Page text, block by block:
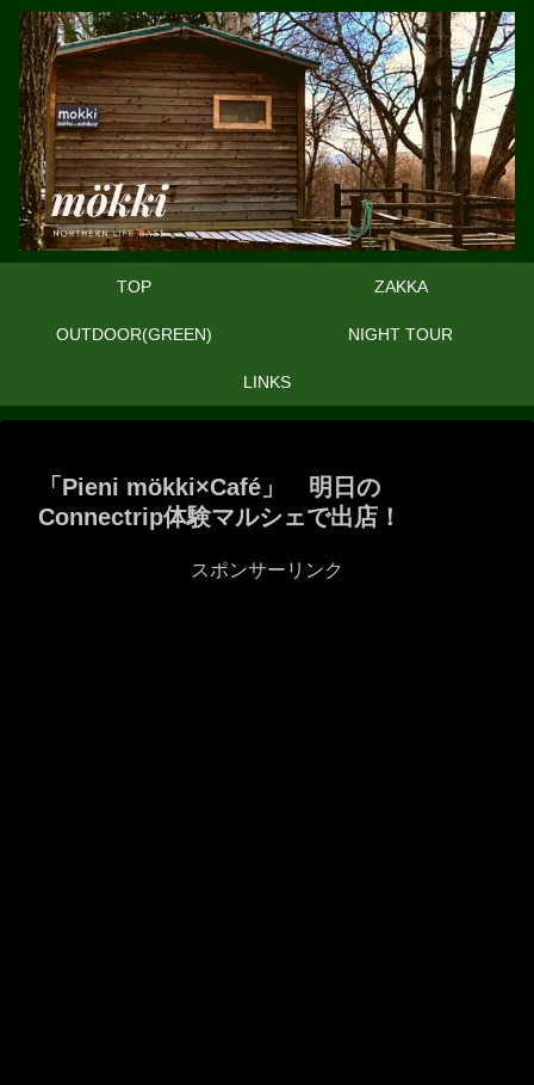
TOP ZAKKA
OUTDOOR(GREEN) NIGHT TOUR
LINKS
「Pieni mökki×Café」 明日の
Connectrip体験マルシェで出店！
スポンサーリンク